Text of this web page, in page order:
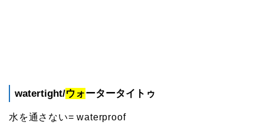
watertight/ウォータータイトゥ
水を通さない= waterproof